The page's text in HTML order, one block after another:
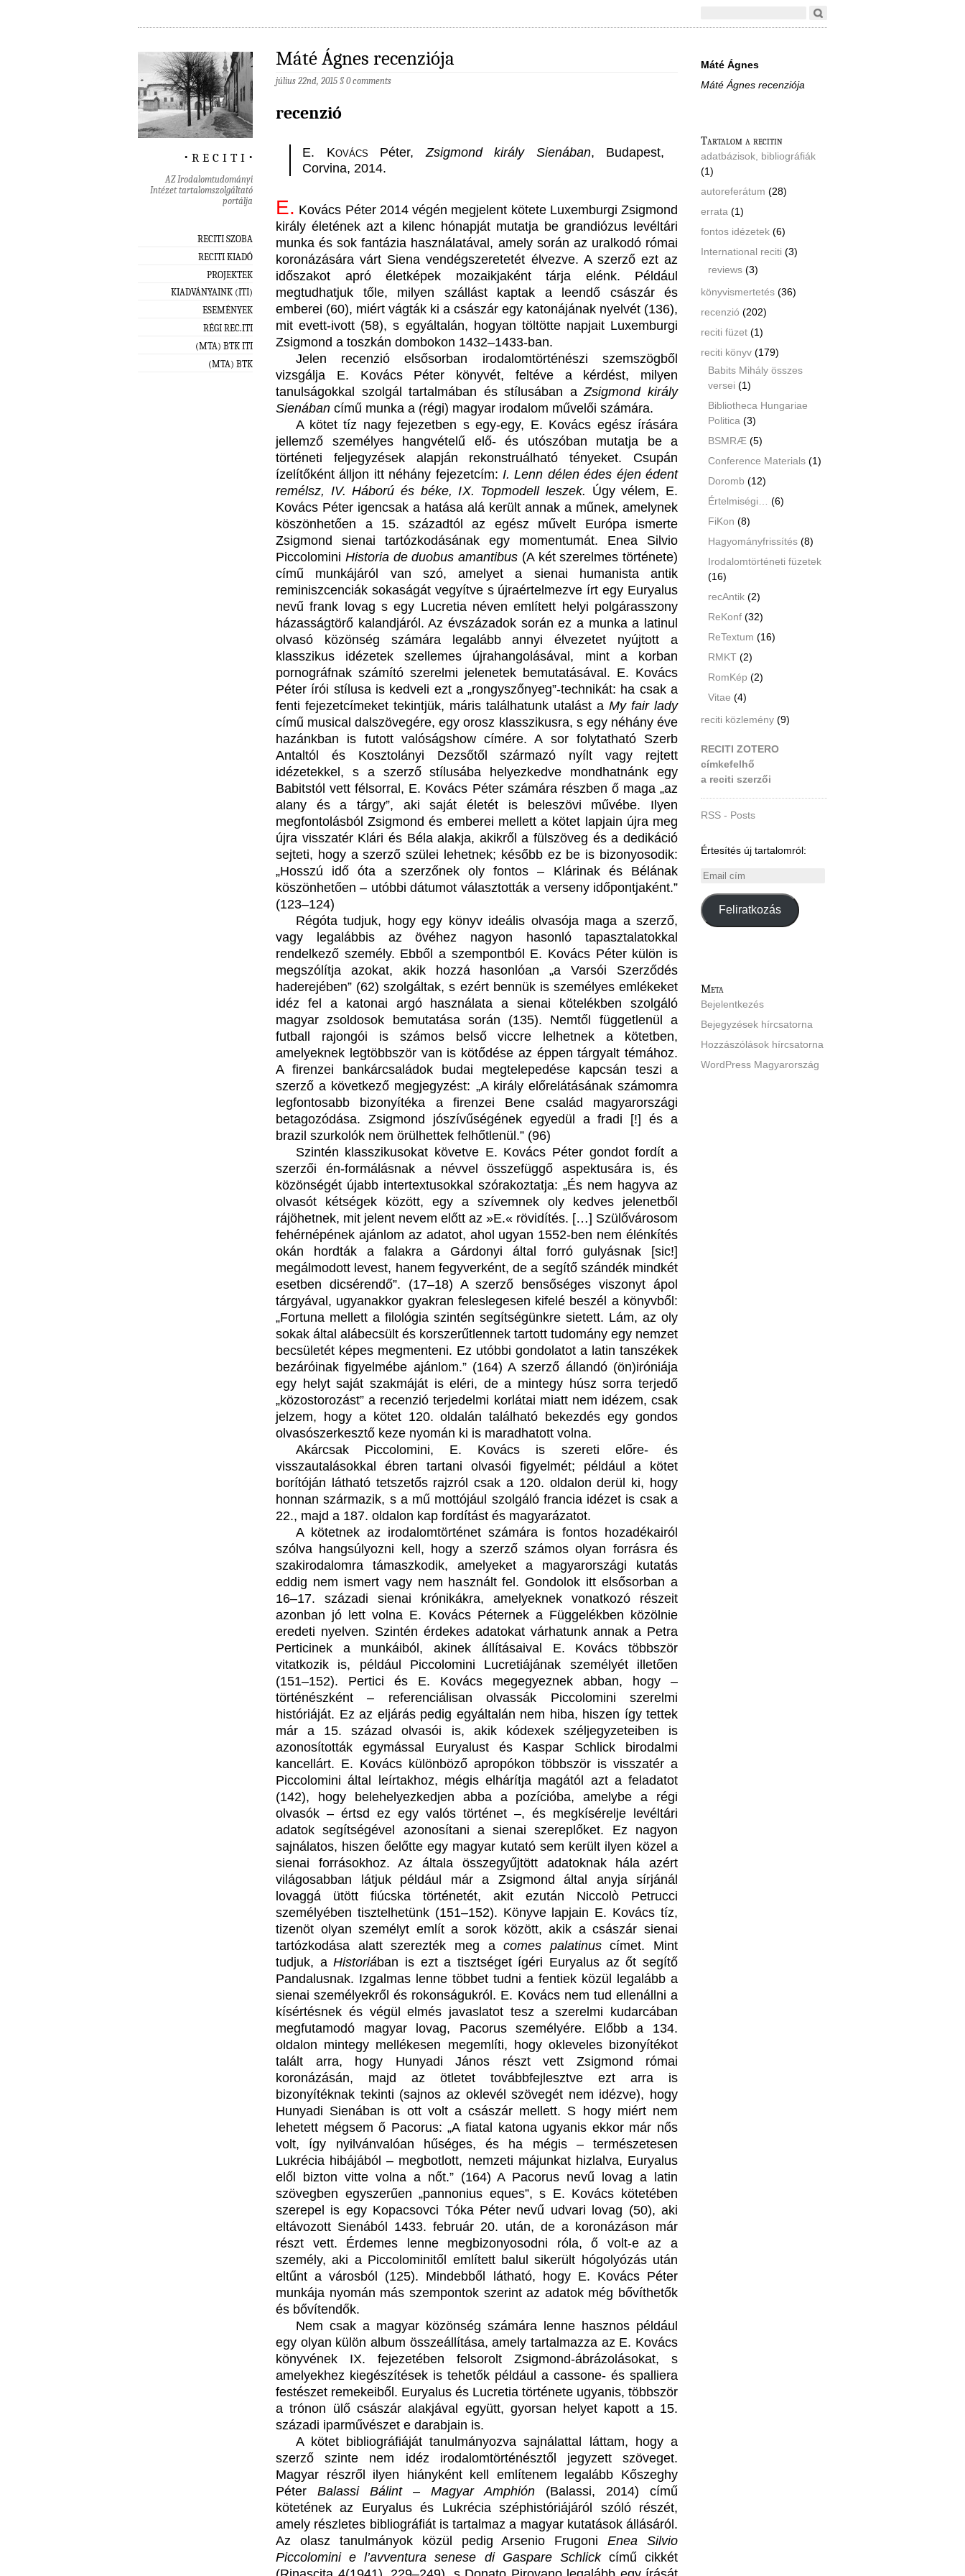
‧ r e c i t i ‧
AZ Irodalomtudományi
Intézet tartalomszolgáltató
portálja
RECITI SZOBA
RECITI KIADÓ
PROJEKTEK
KIADVÁNYAINK (ITI)
ESEMÉNYEK
RÉGI REC.ITI
(MTA) BTK ITI
(MTA) BTK
Máté Ágnes recenziója
július 22nd, 2015 §0 comments
recenzió
E. Kovács Péter, Zsigmond király Sienában, Budapest,
Corvina, 2014.
E. Kovács Péter 2014 végén megjelent kötete Luxemburgi Zsigmond
király életének azt a kilenc hónapját mutatja be grandiózus levéltári
munka és sok fantázia használatával, amely során az uralkodó római
koronázására várt Siena vendégszeretetét élvezve. A szerző ezt az
időszakot apró életképek mozaikjaként tárja elénk. Például
megtudhatjuk tőle, milyen szállást kaptak a leendő császár és
emberei (60), miért vágták ki a császár egy katonájának nyelvét (136),
mit evett-ivott (58), s egyáltalán, hogyan töltötte napjait Luxemburgi
Zsigmond a toszkán dombokon 1432–1433-ban.
Jelen recenzió elsősorban irodalomtörténészi szemszögből
vizsgálja E. Kovács Péter könyvét, feltéve a kérdést, milyen
tanulságokkal szolgál tartalmában és stílusában aZsigmond király
Sienában című munka a (régi) magyar irodalom művelői számára.
A kötet tíz nagy fejezetben s egy-egy, E. Kovács egész írására
jellemző személyes hangvételű elő- és utószóban mutatja be a
történeti feljegyzések alapján rekonstruálható tényeket. Csupán
ízelítőként álljon itt néhány fejezetcím: I. Lenn délen édes éjen édent
remélsz, IV. Háború és béke, IX. Topmodell leszek. Úgy vélem, E.
Kovács Péter igencsak a hatása alá került annak a műnek, amelynek
köszönhetően a 15. századtól az egész művelt Európa ismerte
Zsigmond sienai tartózkodásának egy momentumát. Enea Silvio
Piccolomini Historia de duobus amantibus (A két szerelmes története)
című munkájáról van szó, amelyet a sienai humanista antik
reminiszcenciák sokaságát vegyítve s újraértelmezve írt egy Euryalus
nevű frank lovag s egy Lucretia néven említett helyi polgárasszony
házasságtörő kalandjáról. Az évszázadok során ez a munka a latinul
olvasó közönség számára legalább annyi élvezetet nyújtott a
klasszikus idézetek szellemes újrahangolásával, mint a korban
pornográfnak számító szerelmi jelenetek bemutatásával. E. Kovács
Péter írói stílusa is kedveli ezt a „rongyszőnyeg”-technikát: ha csak a
fenti fejezetcímeket tekintjük, máris találhatunk utalást a My fair lady
című musical dalszövegére, egy orosz klasszikusra, s egy néhány éve
hazánkban is futott valóságshow címére. A sor folytatható Szerb
Antaltól és Kosztolányi Dezsőtől származó nyílt vagy rejtett
idézetekkel, s a szerző stílusába helyezkedve mondhatnánk egy
Babitstól vett félsorral, E. Kovács Péter számára részben ő maga „az
alany és a tárgy”, aki saját életét is beleszövi művébe. Ilyen
megfontolásból Zsigmond és emberei mellett a kötet lapjain újra meg
újra visszatér Klári és Béla alakja, akikről a fülszöveg és a dedikáció
sejteti, hogy a szerző szülei lehetnek; később ez be is bizonyosodik:
„Hosszú idő óta a szerzőnek oly fontos – Klárinak és Bélának
köszönhetően – utóbbi dátumot választották a verseny időpontjaként.”
(123–124)
Régóta tudjuk, hogy egy könyv ideális olvasója maga a szerző,
vagy legalábbis az övéhez nagyon hasonló tapasztalatokkal
rendelkező személy. Ebből a szempontból E. Kovács Péter külön is
megszólítja azokat, akik hozzá hasonlóan „a Varsói Szerződés
haderejében” (62) szolgáltak, s ezért bennük is személyes emlékeket
idéz fel a katonai argó használata a sienai kötelékben szolgáló
magyar zsoldosok bemutatása során (135). Nemtől függetlenül a
futball rajongói is számos belső viccre lelhetnek a kötetben,
amelyeknek legtöbbször van is kötődése az éppen tárgyalt témához.
A firenzei bankárcsaládok budai megtelepedése kapcsán teszi a
szerző a következő megjegyzést: „A király előrelátásának számomra
legfontosabb bizonyítéka a firenzei Bene család magyarországi
betagozódása. Zsigmond jószívűségének egyedül a fradi [!] és a
brazil szurkolók nem örülhettek felhőtlenül.” (96)
Szintén klasszikusokat követve E. Kovács Péter gondot fordít a
szerzői én-formálásnak a névvel összefüggő aspektusára is, és
közönségét újabb intertextusokkal szórakoztatja: „És nem hagyva az
olvasót kétségek között, egy a szívemnek oly kedves jelenetből
rájöhetnek, mit jelent nevem előtt az »E.« rövidítés. […] Szülővárosom
fehérnépének ajánlom az adatot, ahol ugyan 1552-ben nem élénkítés
okán hordták a falakra a Gárdonyi által forró gulyásnak [sic!]
megálmodott levest, hanem fegyverként, de a segítő szándék mindkét
esetben dicsérendő”. (17–18) A szerző bensőséges viszonyt ápol
tárgyával, ugyanakkor gyakran feleslegesen kifelé beszél a könyvből:
„Fortuna mellett a filológia szintén segítségünkre sietett. Lám, az oly
sokak által alábecsült és korszerűtlennek tartott tudomány egy nemzet
becsületét képes megmenteni. Ez utóbbi gondolatot a latin tanszékek
bezáróinak figyelmébe ajánlom.” (164) A szerző állandó (ön)iróniája
egy helyt saját szakmáját is eléri, de a mintegy húsz sorra terjedő
„közostorozást” a recenzió terjedelmi korlátai miatt nem idézem, csak
jelzem, hogy a kötet 120. oldalán található bekezdés egy gondos
olvasószerkesztő keze nyomán ki is maradhatott volna.
Akárcsak Piccolomini, E. Kovács is szereti előre- és
visszautalásokkal ébren tartani olvasói figyelmét; például a kötet
borítóján látható tetszetős rajzról csak a 120. oldalon derül ki, hogy
honnan származik, s a mű mottójául szolgáló francia idézet is csak a
22., majd a 187. oldalon kap fordítást és magyarázatot.
A kötetnek az irodalomtörténet számára is fontos hozadékairól
szólva hangsúlyozni kell, hogy a szerző számos olyan forrásra és
szakirodalomra támaszkodik, amelyeket a magyarországi kutatás
eddig nem ismert vagy nem használt fel. Gondolok itt elsősorban a
16–17. századi sienai krónikákra, amelyeknek vonatkozó részeit
azonban jó lett volna E. Kovács Péternek a Függelékben közölnie
eredeti nyelven. Szintén érdekes adatokat várhatunk annak a Petra
Perticinek a munkáiból, akinek állításaival E. Kovács többször
vitatkozik is, például Piccolomini Lucretiájának személyét illetően
(151–152). Pertici és E. Kovács megegyeznek abban, hogy –
történészként – referenciálisan olvassák Piccolomini szerelmi
históriáját. Ez az eljárás pedig egyáltalán nem hiba, hiszen így tettek
már a 15. század olvasói is, akik kódexek széljegyzeteiben is
azonosították egymással Euryalust és Kaspar Schlick birodalmi
kancellárt. E. Kovács különböző apropókon többször is visszatér a
Piccolomini által leírtakhoz, mégis elhárítja magától azt a feladatot
(142), hogy belehelyezkedjen abba a pozícióba, amelybe a régi
olvasók – értsd ez egy valós történet –, és megkísérelje levéltári
adatok segítségével azonosítani a sienai szereplőket. Ez nagyon
sajnálatos, hiszen őelőtte egy magyar kutató sem került ilyen közel a
sienai forrásokhoz. Az általa összegyűjtött adatoknak hála azért
világosabban látjuk például már a Zsigmond által anyja sírjánál
lovaggá ütött fiúcska történetét, akit ezután Niccolò Petrucci
személyében tisztelhetünk (151–152). Könyve lapjain E. Kovács tíz,
tizenöt olyan személyt említ a sorok között, akik a császár sienai
tartózkodása alatt szerezték meg acomes palatinuscímet. Mint
tudjuk, aHistoriában is ezt a tisztséget ígéri Euryalus az őt segítő
Pandalusnak. Izgalmas lenne többet tudni a fentiek közül legalább a
sienai személyekről és rokonságukról. E. Kovács nem tud ellenállni a
kísértésnek és végül elmés javaslatot tesz a szerelmi kudarcában
megfutamodó magyar lovag, Pacorus személyére. Előbb a 134.
oldalon mintegy mellékesen megemlíti, hogy okleveles bizonyítékot
talált arra, hogy Hunyadi János részt vett Zsigmond római
koronázásán, majd az ötletet továbbfejlesztve ezt arra is
bizonyítéknak tekinti (sajnos az oklevél szövegét nem idézve), hogy
Hunyadi Sienában is ott volt a császár mellett. S hogy miért nem
lehetett mégsem ő Pacorus: „A fiatal katona ugyanis ekkor már nős
volt, így nyilvánvalóan hűséges, és ha mégis – természetesen
Lukrécia hibájából – megbotlott, nemzeti májunkat hizlalva, Euryalus
elől bizton vitte volna a nőt.” (164) A Pacorus nevű lovag a latin
szövegben egyszerűen „pannonius eques”, s E. Kovács kötetében
szerepel is egy Kopacsovci Tóka Péter nevű udvari lovag (50), aki
eltávozott Sienából 1433. február 20. után, de a koronázáson már
részt vett. Érdemes lenne megbizonyosodni róla, ő volt-e az a
személy, aki a Piccolominitől említett balul sikerült hógolyózás után
eltűnt a városból (125). Mindebből látható, hogy E. Kovács Péter
munkája nyomán más szempontok szerint az adatok még bővíthetők
és bővítendők.
Nem csak a magyar közönség számára lenne hasznos például
egy olyan külön album összeállítása, amely tartalmazza az E. Kovács
könyvének IX. fejezetében felsorolt Zsigmond-ábrázolásokat, s
amelyekhez kiegészítések is tehetők például a cassone- és spalliera
festészet remekeiből. Euryalus és Lucretia története ugyanis, többször
a trónon ülő császár alakjával együtt, gyorsan helyet kapott a 15.
századi iparművészet e darabjain is.
A kötet bibliográfiáját tanulmányozva sajnálattal láttam, hogy a
szerző szinte nem idéz irodalomtörténésztől jegyzett szöveget.
Magyar részről ilyen hiányként kell említenem legalább Kőszeghy
Péter Balassi Bálint – Magyar Amphión (Balassi, 2014) című
kötetének az Euryalus és Lukrécia széphistóriájáról szóló részét,
amely részletes bibliográfiát is tartalmaz a magyar kutatások állásáról.
Az olasz tanulmányok közül pedig Arsenio FrugoniEnea Silvio
Piccolomini e l’avventura senese di Gaspare Schlickcímű cikkét
Máté Ágnes
Máté Ágnes recenziója
Tartalom a recitin
adatbázisok, bibliográfiák
(1)
autoreferátum (28)
errata (1)
fontos idézetek (6)
International reciti (3)
reviews (3)
könyvismertetés (36)
recenzió (202)
reciti füzet (1)
reciti könyv (179)
Babits Mihály összes
versei (1)
Bibliotheca Hungariae
Politica (3)
BSMRÆ (5)
Conference Materials (1)
Doromb (12)
Értelmiségi…
(6)
FiKon (8)
Hagyományfrissítés (8)
Irodalomtörténeti füzetek
(16)
recAntik (2)
ReKonf (32)
ReTextum (16)
RMKT (2)
RomKép (2)
Vitae (4)
reciti közlemény (9)
RECITI ZOTERO
címkefelhő
a reciti szerzői
RSS - Posts
Értesítés új tartalomról:
Email
Feliratkozás
Meta
Bejelentkezés
Bejegyzések hírcsatorna
Hozzászólások hírcsatorna
WordPress Magyarország